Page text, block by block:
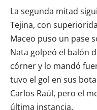
La segunda mitad
Tejina, con
Maceo puso un pase
Nata golpeó el balón
córner y lo mandó
tuvo el gol en sus
Carlos Raúl, pero el
última instancia.